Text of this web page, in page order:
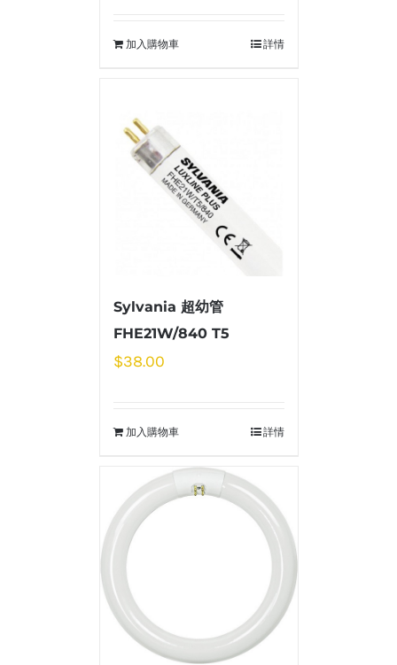
加入購物車 詳情
Sylvania 超幼管
FHE21W/840 T5
$38.00
加入購物車 詳情